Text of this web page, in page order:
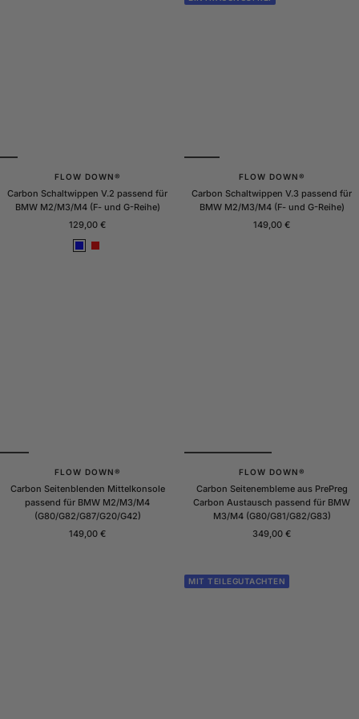
FLOW DOWN®
Carbon Schaltwippen V.2 passend für
BMW M2/M3/M4 (F- und G-Reihe)
Angebotspreis
129,00 €
B
R
FLOW DOWN®
Carbon Schaltwippen V.3 passend für
BMW M2/M3/M4 (F- und G-Reihe)
Angebotspreis
149,00 €
FLOW DOWN®
Carbon Seitenblenden Mittelkonsole
passend für BMW M2/M3/M4
(G80/G82/G87/G20/G42)
Angebotspreis
149,00 €
FLOW DOWN®
Carbon Seitenembleme aus PrePreg
Carbon Austausch passend für BMW
M3/M4 (G80/G81/G82/G83)
Angebotspreis
349,00 €
MIT TEILEGUTACHTEN